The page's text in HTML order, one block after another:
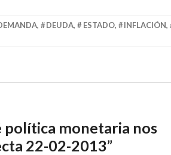
, DEUDA, ESTADO, INFLACIÓN,
política monetaria nos
22-02-2013”